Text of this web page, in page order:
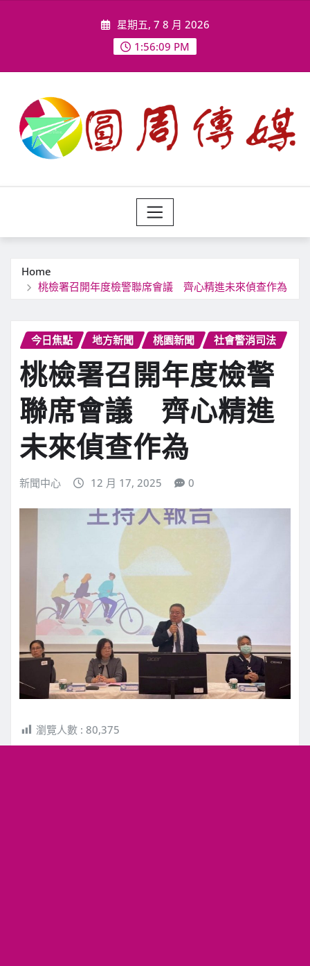
星期五, 7 8 月 2026
1:56:11 PM
Home
桃檢署召開年度檢警聯席會議 齊心精進未來偵查作為
今日焦點 地方新聞 桃園新聞 社會警消司法
桃檢署召開年度檢警
聯席會議 齊心精進
未來偵查作為
新聞中心 12 月 17, 2025 0
瀏覽人數 : 80,375